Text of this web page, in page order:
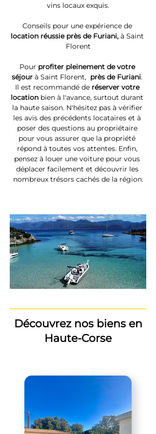
vins locaux exquis.
Conseils pour une expérience de
location réussie près de Furiani, à Saint
Florent
Pour profiter pleinement de votre
séjour à Saint Florent, près de Furiani.
Il est recommandé de réserver votre
location bien à l'avance, surtout durant
la haute saison. N'hésitez pas à vérifier
les avis des précédents locataires et à
poser des questions au propriétaire
pour vous assurer que la propriété
répond à toutes vos attentes. Enfin,
pensez à louer une voiture pour vous
déplacer facilement et découvrir les
nombreux trésors cachés de la région.
Découvrez nos biens en
Haute-Corse